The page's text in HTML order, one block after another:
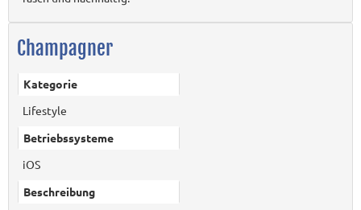
Champagner
Kategorie
Lifestyle
Betriebssysteme
iOS
Beschreibung